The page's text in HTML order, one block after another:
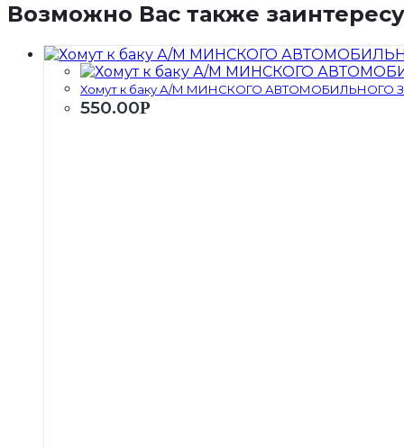
Возможно Вас также
Хомут к баку А/М МИНСКОГО АВТОМОБИЛЬНОГО
550.00Р